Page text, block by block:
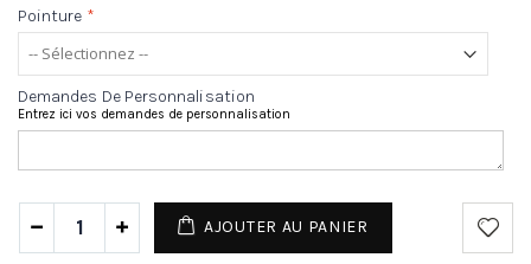
Pointure *
Demandes De Personnalisation
Entrez ici vos demandes de personnalisation
AJOUTER AU PANIER